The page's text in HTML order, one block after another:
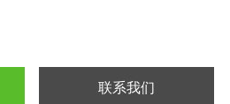
联系我们